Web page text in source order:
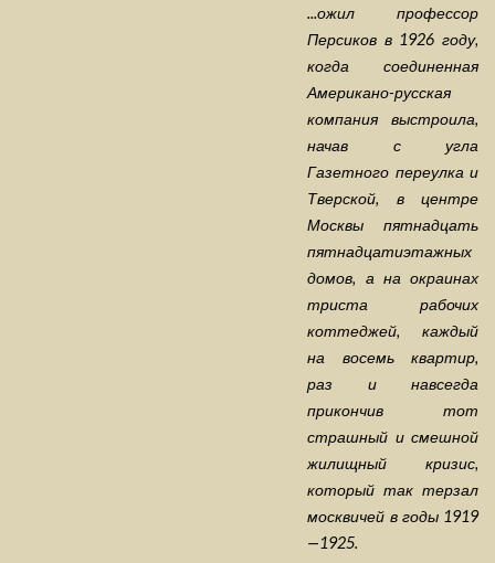
...ожил профессор
Персиков в 1926 году,
когда соединенная
Американо-русская
компания выстроила,
начав с угла
Газетного переулка и
Тверской, в центре
Москвы пятнадцать
пятнадцатиэтажных
домов, а на окраинах
триста рабочих
коттеджей, каждый
на восемь квартир,
раз и навсегда
прикончив тот
страшный и смешной
жилищный кризис,
который так терзал
москвичей в годы 1919
—1925.